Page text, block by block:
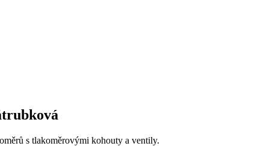
s tlakoměrovými kohouty a ventily.